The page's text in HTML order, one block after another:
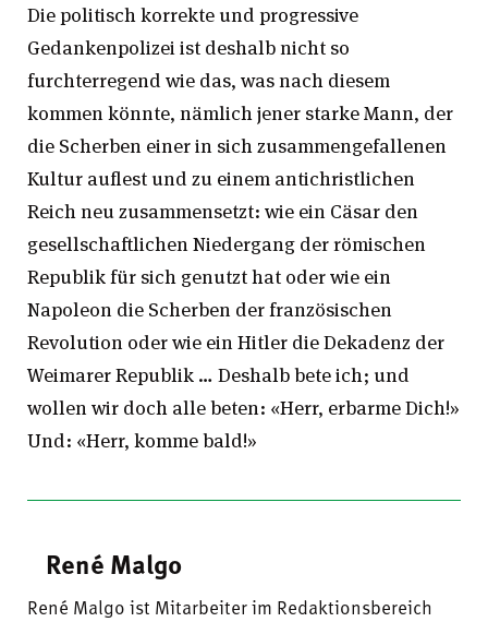
Die politisch korrekte und progressive
Gedankenpolizei ist deshalb nicht so
furchterregend wie das, was nach diesem
kommen könnte, nämlich jener starke Mann, der
die Scherben einer in sich zusammengefallenen
Kultur auflest und zu einem antichristlichen
Reich neu zusammensetzt: wie ein Cäsar den
gesellschaftlichen Niedergang der römischen
Republik für sich genutzt hat oder wie ein
Napoleon die Scherben der französischen
Revolution oder wie ein Hitler die Dekadenz der
Weimarer Republik … Deshalb bete ich; und
wollen wir doch alle beten: «Herr, erbarme Dich!»
Und: «Herr, komme bald!»
René Malgo
René Malgo ist Mitarbeiter im Redaktionsbereich